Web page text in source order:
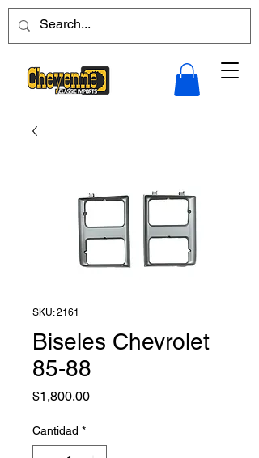
SKU: 2161
Biseles Chevrolet
85-88
$1,800.00Precio
Cantidad *